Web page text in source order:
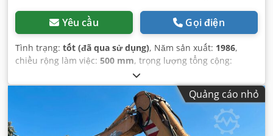
Yêu cầu Gọi điện
Tình trạng: tốt (đã qua sử dụng), Năm sản xuất: 1986,
chiều rộng làm việc: 500 mm, trọng lượng tổng cộng:
, số máy/phương tiện:
Quảng cáo nhỏ